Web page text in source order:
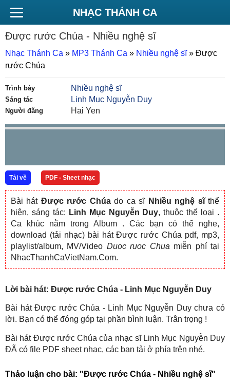
NHẠC THÁNH CA
Được rước Chúa - Nhiều nghệ sĩ
Nhạc Thánh Ca » MP3 Thánh Ca » Nhiều nghệ sĩ» Được
rước Chúa
Trình bày Nhiều nghệ sĩ
Sáng tác Linh Mục Nguyễn Duy
Người đăng Hai Yen
Tải về PDF - Sheet nhạc
Bài hát Được rước Chúado ca sĩ Nhiều nghệ sĩthể
hiện, sáng tác: Linh Mục Nguyễn Duy, thuộc thể loại .
Ca khúc nằm trong Album . Các bạn có thể nghe,
download (tải nhạc) bài hát Được rước Chúa pdf, mp3,
playlist/album, MV/Video Duoc ruoc Chua miễn phí tại
NhacThanhCaVietNam.Com.
Lời bài hát: Được rước Chúa - Linh Mục Nguyễn Duy
Bài hát Được rước Chúa - Linh Mục Nguyễn Duy chưa có
lời. Bạn có thể đóng góp tại phần bình luận. Trân trọng !
Bài hát Được rước Chúa của nhạc sĩ Linh Mục Nguyễn Duy
ĐÃ có file PDF sheet nhạc, các bạn tải ở phía trên nhé.
Thảo luận cho bài: "Được rước Chúa - Nhiều nghệ sĩ"